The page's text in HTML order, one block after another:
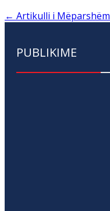
← Artikulli i Mëparshëm
PUBLIKIME